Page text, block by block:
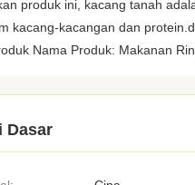
produk ini, kacang tanah
kacang-kacangan dan
Nama Produk: Makanan
Dasar